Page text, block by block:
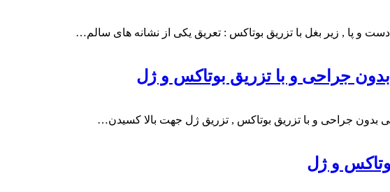
و پا , زیر بغل با تزریق بوتاکس : تعریق یکی از نشانه های سالم…
بدون جراحی و با تزریق بوتاکس و ژل
بدون جراحی و با تزریق بوتاکس , تزریق ژل جهت بالا کسیدن…
و ژل